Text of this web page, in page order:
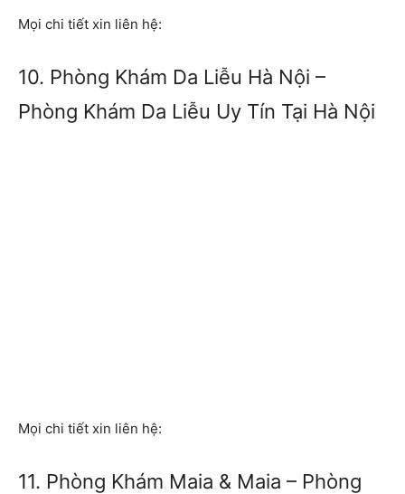
Mọi chi tiết xin liên hệ:
10. Phòng Khám Da Liễu Hà Nội –
Phòng Khám Da Liễu Uy Tín Tại Hà Nội
Mọi chi tiết xin liên hệ:
11. Phòng Khám Maia & Maia – Phòng